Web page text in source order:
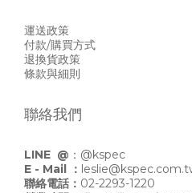
運送政策
付款/購買方式
退換貨政策
條款與細則
聯絡我們
LINE @ ： @kspec
E - Mail ：
聯絡電話： 02-2293-1220